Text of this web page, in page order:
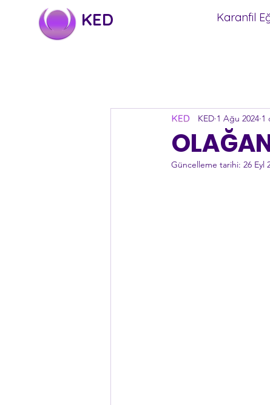
KED Karanfil
KED 1 Ağu 2024 1
Güncelleme tarihi: 26 Eyl